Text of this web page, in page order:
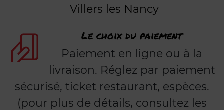
Villers les Nancy
Le choix du paiement
Paiement en ligne ou à la
livraison. Réglez par paiement
sécurisé, ticket restaurant, espèces.
(pour plus de détails, consultez les